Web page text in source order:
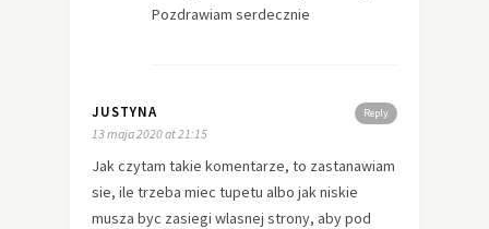
Pozdrawiam serdecznie
Reply
JUSTYNA
13 maja 2020 at 21:15
Jak czytam takie komentarze, to zastanawiam
sie, ile trzeba miec tupetu albo jak niskie
musza byc zasiegi wlasnej strony, aby pod